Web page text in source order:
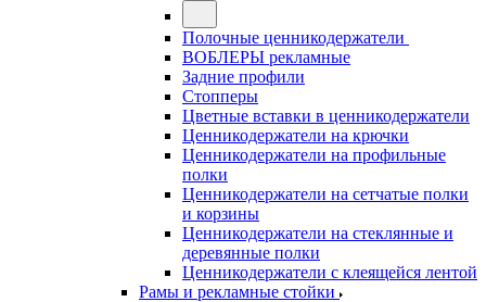
Полочные ценникодержатели
ВОБЛЕРЫ рекламные
Задние профили
Стопперы
Цветные вставки в ценникодержатели
Ценникодержатели на крючки
Ценникодержатели на профильные
полки
Ценникодержатели на сетчатые полки
и корзины
Ценникодержатели на стеклянные и
деревянные полки
Ценникодержатели с клеящейся лентой
Рамы и рекламные стойки